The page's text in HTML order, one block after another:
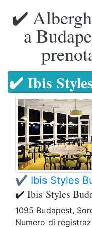
✔️
a
✔️ Ibis
✔️ Ibis Styles
✔️ Ibis Styles
1095 Budapest,
Numero di